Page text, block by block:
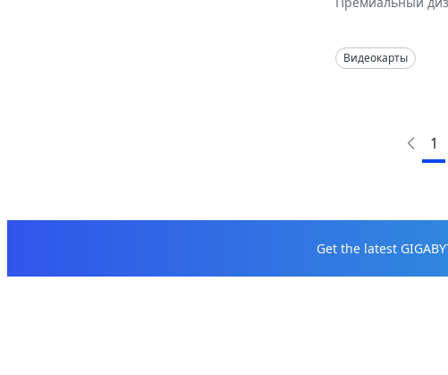
Видеокарты
1
Get the latest